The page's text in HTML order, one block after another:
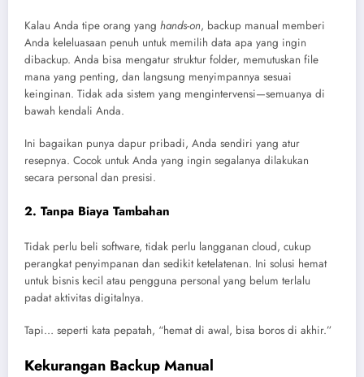
Kalau Anda tipe orang yang hands-on, backup manual memberi
Anda keleluasaan penuh untuk memilih data apa yang ingin
dibackup. Anda bisa mengatur struktur folder, memutuskan file
mana yang penting, dan langsung menyimpannya sesuai
keinginan. Tidak ada sistem yang mengintervensi—semuanya di
bawah kendali Anda.
Ini bagaikan punya dapur pribadi, Anda sendiri yang atur
resepnya. Cocok untuk Anda yang ingin segalanya dilakukan
secara personal dan presisi.
2. Tanpa Biaya Tambahan
Tidak perlu beli software, tidak perlu langganan cloud, cukup
perangkat penyimpanan dan sedikit ketelatenan. Ini solusi hemat
untuk bisnis kecil atau pengguna personal yang belum terlalu
padat aktivitas digitalnya.
Tapi… seperti kata pepatah, “hemat di awal, bisa boros di akhir.”
Kekurangan Backup Manual